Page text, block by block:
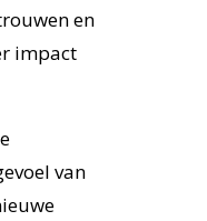
en
impact
van